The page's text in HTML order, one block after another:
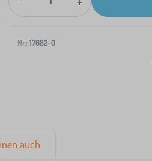
Nr.: 17682-0
auch